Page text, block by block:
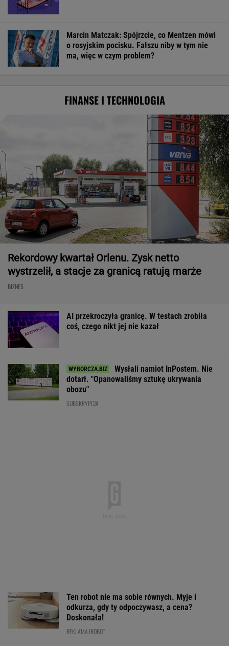
Marcin Matczak: Spójrzcie, co Mentzen mówi
o rosyjskim pocisku. Fałszu niby w tym nie
ma, więc w czym problem?
FINANSE I TECHNOLOGIA
Rekordowy kwartał Orlenu. Zysk netto
wystrzelił, a stacje za granicą ratują marże
BIZNES
AI przekroczyła granicę. W testach zrobiła
coś, czego nikt jej nie kazał
Wysłali namiot InPostem. Nie
dotarł. "Opanowaliśmy sztukę ukrywania
obozu"
SUBSKRYPCJA
Ten robot nie ma sobie równych. Myje i
odkurza, gdy ty odpoczywasz, a cena?
Doskonała!
REKLAMA IROBOT